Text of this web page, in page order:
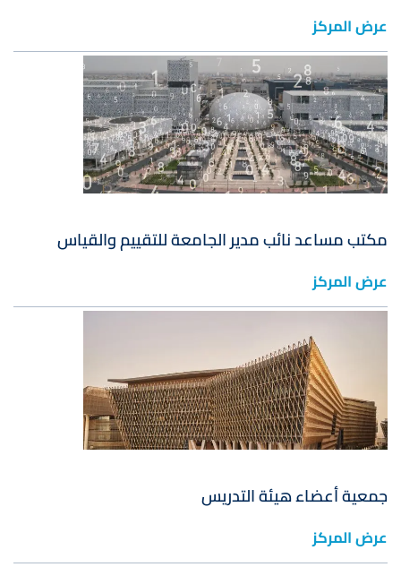
عرض المركز
صورة
مكتب مساعد نائب مدير الجامعة للتقييم والقياس
عرض المركز
جمعية أعضاء هيئة التدريس
عرض المركز